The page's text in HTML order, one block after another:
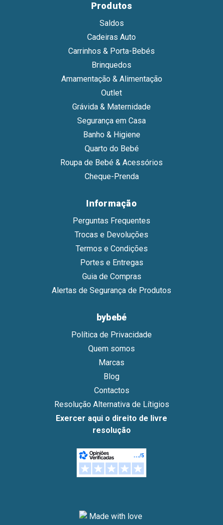
Produtos
Saldos
Cadeiras Auto
Carrinhos & Porta-Bebés
Brinquedos
Amamentação & Alimentação
Outlet
Grávida & Maternidade
Segurança em Casa
Banho & Higiene
Quarto do Bebé
Roupa de Bebé & Acessórios
Cheque-Prenda
Informação
Perguntas Frequentes
Trocas e Devoluções
Termos e Condições
Portes e Entregas
Guia de Compras
Alertas de Segurança de Produtos
bybebé
Política de Privacidade
Quem somos
Marcas
Blog
Contactos
Resolução Alternativa de Lítigios
Exercer aqui o direito de livre
resolução